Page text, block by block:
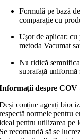
Formulă pe bază
comparație cu
Uşor de aplicat: cu
metoda Vacumat
Nu ridică
suprafață
Informaţii despre COV
Deși conține agenți
respectă normele pentru
ideal pentru utilizarea pe
Se recomandă să se